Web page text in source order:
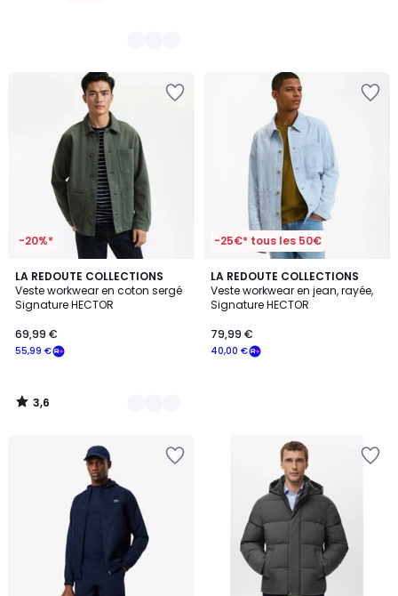
-20%*
LA REDOUTE COLLECTIONS
Veste workwear en coton sergé
Signature HECTOR
55,99 €
69,99 €
3,6
/ 5
3
Couleurs
3,6
/
-25€* tous les 50€
LA REDOUTE COLLECTIONS
Veste workwear en jean, rayée,
Signature HECTOR
40,00 €
79,99 €